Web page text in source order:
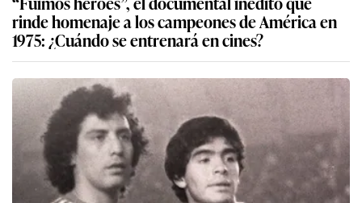
rinde homenaje a los campeones de América en
1975: ¿Cuándo se entrenará en cines?